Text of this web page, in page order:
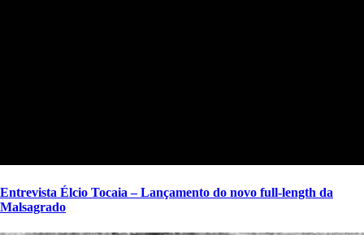
Entrevista Élcio Tocaia – Lançamento do novo full-length da
Malsagrado